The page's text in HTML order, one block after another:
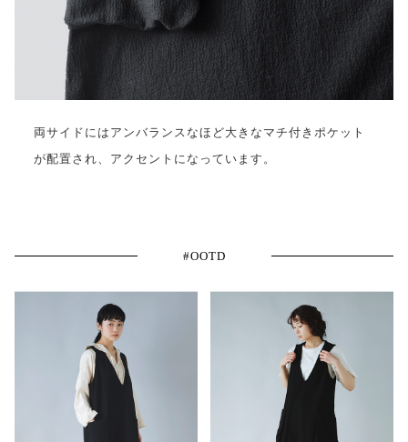
両サイドにはアンバランスなほど大きなマチ付きポケット
が配置され、アクセントになっています。
#OOTD